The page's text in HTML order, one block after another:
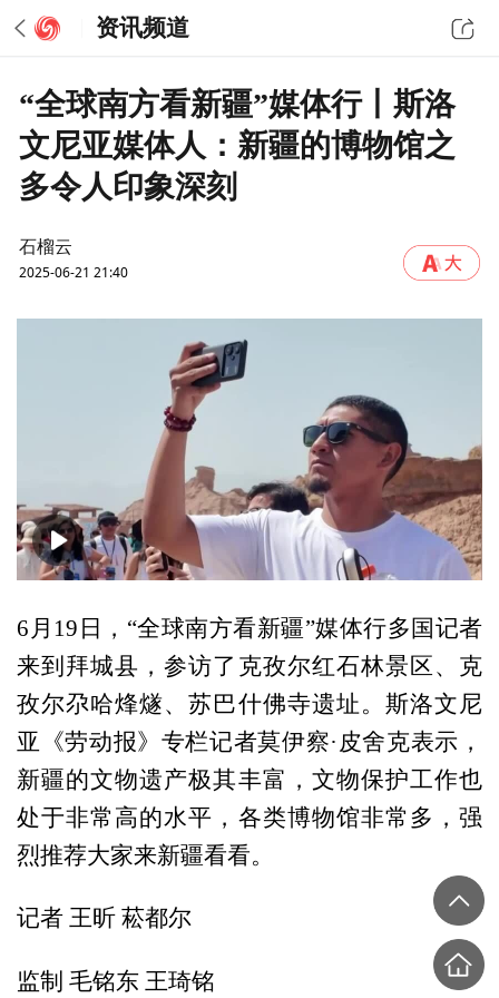
资讯频道
“全球南方看新疆”媒体行丨斯洛
文尼亚媒体人：新疆的博物馆之
多令人印象深刻
石榴云
2025-06-21 21:40
00:00
6月19日，“全球南方看新疆”媒体行多国记者
来到拜城县，参访了克孜尔红石林景区、克
孜尔尕哈烽燧、苏巴什佛寺遗址。斯洛文尼
亚《劳动报》专栏记者莫伊察·皮舍克表示，
新疆的文物遗产极其丰富，文物保护工作也
处于非常高的水平，各类博物馆非常多，强
烈推荐大家来新疆看看。
记者 王昕 菘都尔
监制 毛铭东 王琦铭